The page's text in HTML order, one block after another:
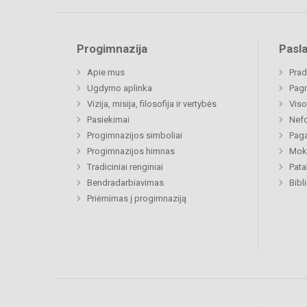
Progimnazija
Apie mus
Ugdymo aplinka
Vizija, misija, filosofija ir vertybės
Pasiekimai
Progimnazijos simboliai
Progimnazijos himnas
Tradiciniai renginiai
Bendradarbiavimas
Priėmimas į progimnaziją